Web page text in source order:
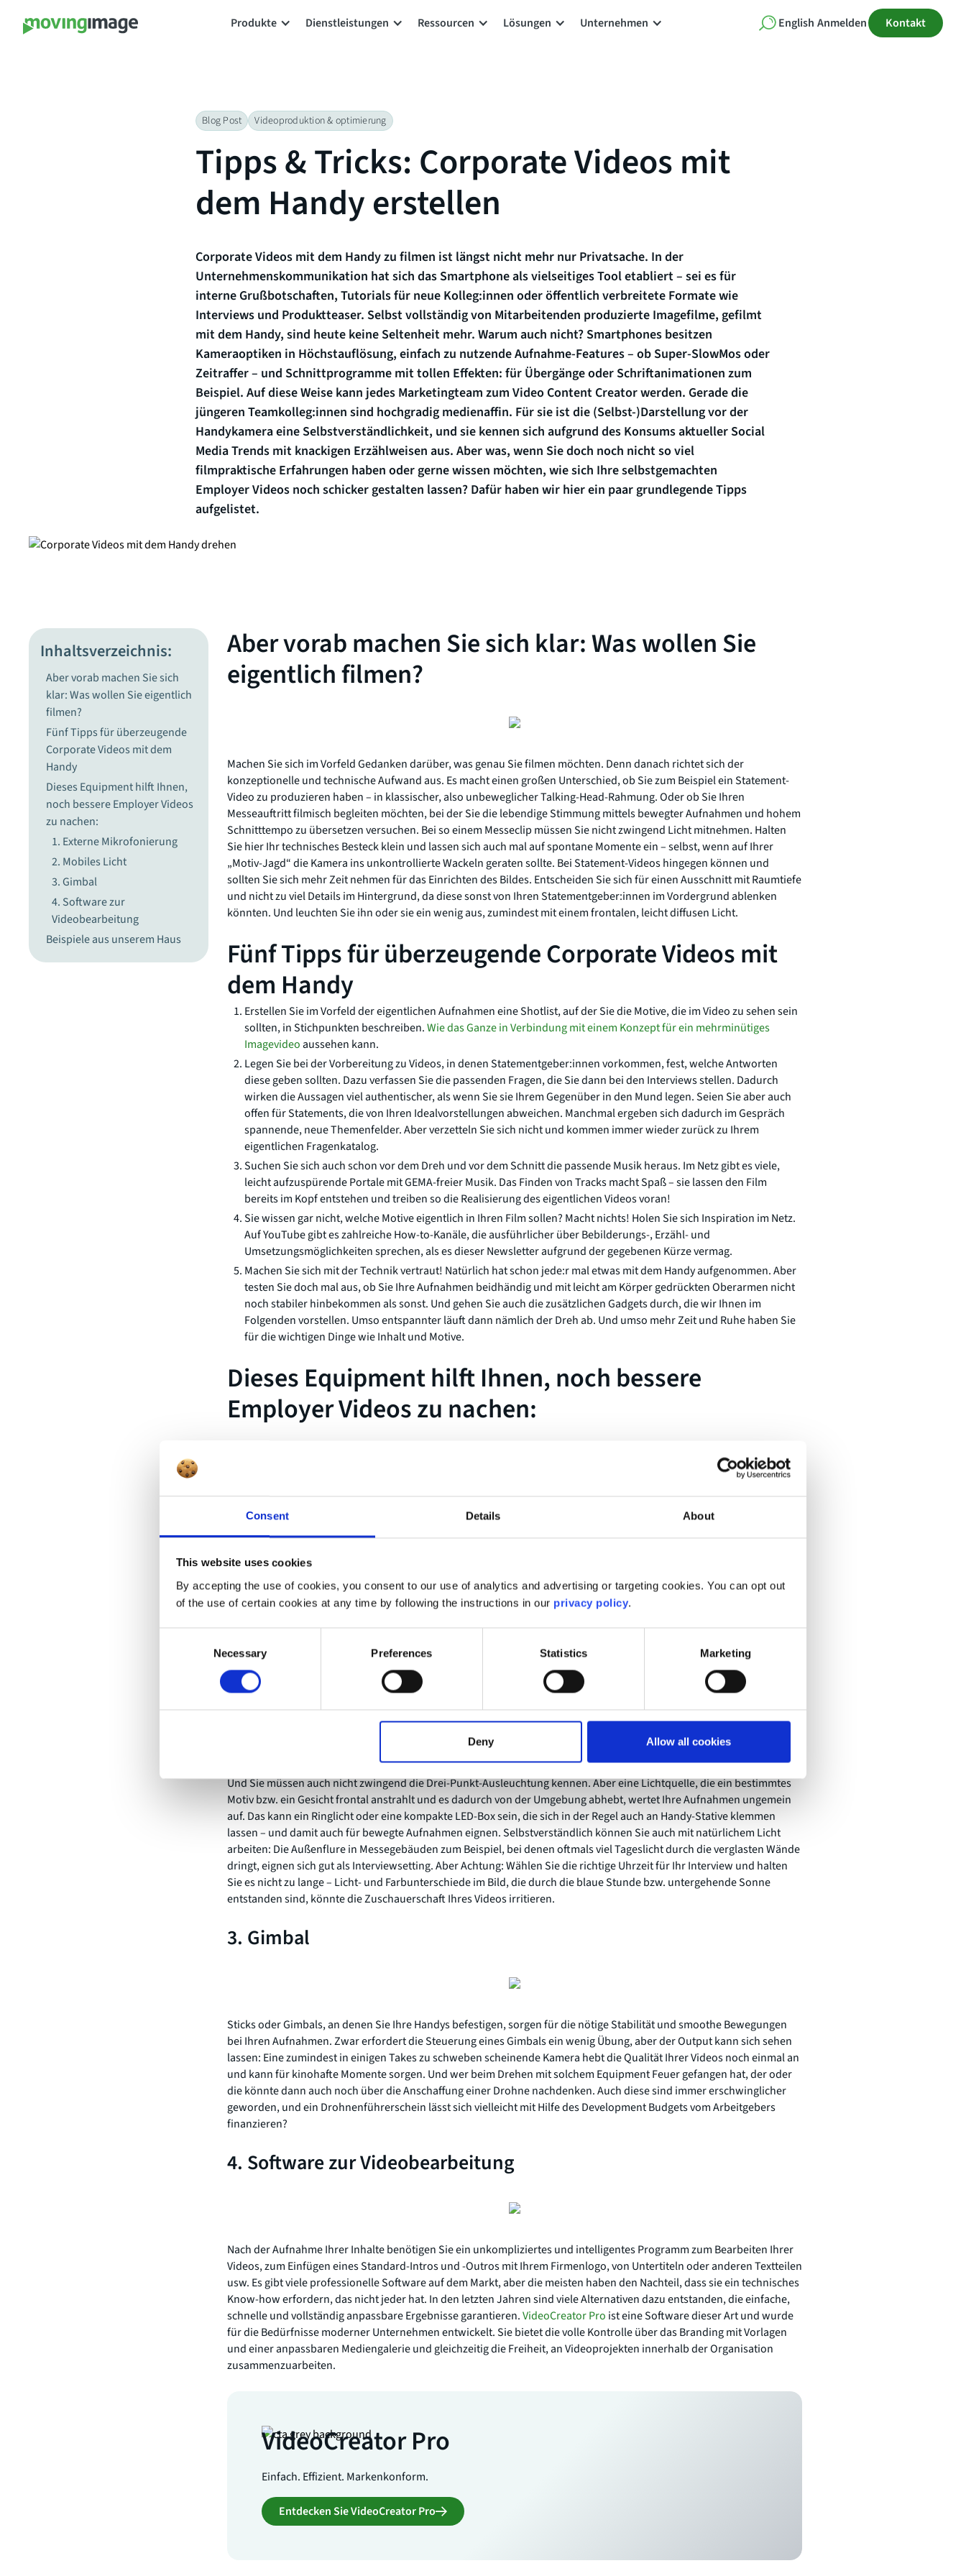
Consent Details About
This website uses cookies
By accepting the use of cookies, you consent to our use of analytics and advertising or targeting cookies. You can opt out
of the use of certain cookies at any time by following the instructions in our privacy policy.
Necessary Preferences Statistics Marketing
Deny Allow all cookies
Produkte Dienstleistungen Ressourcen Lösungen Unternehmen English Anmelden Kontakt
Blog Post Videoproduktion & optimierung
Tipps & Tricks: Corporate Videos mit
dem Handy erstellen
Corporate Videos mit dem Handy zu filmen ist längst nicht mehr nur Privatsache. In der
Unternehmenskommunikation hat sich das Smartphone als vielseitiges Tool etabliert – sei es für
interne Grußbotschaften, Tutorials für neue Kolleg:innen oder öffentlich verbreitete Formate wie
Interviews und Produktteaser. Selbst vollständig von Mitarbeitenden produzierte Imagefilme, gefilmt
mit dem Handy, sind heute keine Seltenheit mehr. Warum auch nicht? Smartphones besitzen
Kameraoptiken in Höchstauflösung, einfach zu nutzende Aufnahme-Features – ob Super-SlowMos oder
Zeitraffer – und Schnittprogramme mit tollen Effekten: für Übergänge oder Schriftanimationen zum
Beispiel. Auf diese Weise kann jedes Marketingteam zum Video Content Creator werden. Gerade die
jüngeren Teamkolleg:innen sind hochgradig medienaffin. Für sie ist die (Selbst-)Darstellung vor der
Handykamera eine Selbstverständlichkeit, und sie kennen sich aufgrund des Konsums aktueller Social
Media Trends mit knackigen Erzählweisen aus. Aber was, wenn Sie doch noch nicht so viel
filmpraktische Erfahrungen haben oder gerne wissen möchten, wie sich Ihre selbstgemachten
Employer Videos noch schicker gestalten lassen? Dafür haben wir hier ein paar grundlegende Tipps
aufgelistet.
Inhaltsverzeichnis:
Aber vorab machen Sie sich
klar: Was wollen Sie eigentlich
filmen?
Fünf Tipps für überzeugende
Corporate Videos mit dem
Handy
Dieses Equipment hilft Ihnen,
noch bessere Employer Videos
zu nachen:
1. Externe Mikrofonierung
2. Mobiles Licht
3. Gimbal
4. Software zur
Videobearbeitung
Beispiele aus unserem Haus
Aber vorab machen Sie sich klar: Was wollen Sie
eigentlich filmen?
Machen Sie sich im Vorfeld Gedanken darüber, was genau Sie filmen möchten. Denn danach richtet sich der
konzeptionelle und technische Aufwand aus. Es macht einen großen Unterschied, ob Sie zum Beispiel ein Statement-
Video zu produzieren haben – in klassischer, also unbeweglicher Talking-Head-Rahmung. Oder ob Sie Ihren
Messeauftritt filmisch begleiten möchten, bei der Sie die lebendige Stimmung mittels bewegter Aufnahmen und hohem
Schnitttempo zu übersetzen versuchen. Bei so einem Messeclip müssen Sie nicht zwingend Licht mitnehmen. Halten
Sie hier Ihr technisches Besteck klein und lassen sich auch mal auf spontane Momente ein – selbst, wenn auf Ihrer
„Motiv-Jagd“ die Kamera ins unkontrollierte Wackeln geraten sollte. Bei Statement-Videos hingegen können und
sollten Sie sich mehr Zeit nehmen für das Einrichten des Bildes. Entscheiden Sie sich für einen Ausschnitt mit Raumtiefe
und nicht zu viel Details im Hintergrund, da diese sonst von Ihren Statementgeber:innen im Vordergrund ablenken
könnten. Und leuchten Sie ihn oder sie ein wenig aus, zumindest mit einem frontalen, leicht diffusen Licht.
Fünf Tipps für überzeugende Corporate Videos mit
dem Handy
Erstellen Sie im Vorfeld der eigentlichen Aufnahmen eine Shotlist, auf der Sie die Motive, die im Video zu sehen sein
sollten, in Stichpunkten beschreiben.Wie das Ganze in Verbindung mit einem Konzept für ein mehrminütiges
Imagevideoaussehen kann.
Legen Sie bei der Vorbereitung zu Videos, in denen Statementgeber:innen vorkommen, fest, welche Antworten
diese geben sollten. Dazu verfassen Sie die passenden Fragen, die Sie dann bei den Interviews stellen. Dadurch
wirken die Aussagen viel authentischer, als wenn Sie sie Ihrem Gegenüber in den Mund legen. Seien Sie aber auch
offen für Statements, die von Ihren Idealvorstellungen abweichen. Manchmal ergeben sich dadurch im Gespräch
spannende, neue Themenfelder. Aber verzetteln Sie sich nicht und kommen immer wieder zurück zu Ihrem
eigentlichen Fragenkatalog.
Suchen Sie sich auch schon vor dem Dreh und vor dem Schnitt die passende Musik heraus. Im Netz gibt es viele,
leicht aufzuspürende Portale mit GEMA-freier Musik. Das Finden von Tracks macht Spaß – sie lassen den Film
bereits im Kopf entstehen und treiben so die Realisierung des eigentlichen Videos voran!
Sie wissen gar nicht, welche Motive eigentlich in Ihren Film sollen? Macht nichts! Holen Sie sich Inspiration im Netz.
Auf YouTube gibt es zahlreiche How-to-Kanäle, die ausführlicher über Bebilderungs-, Erzähl- und
Umsetzungsmöglichkeiten sprechen, als es dieser Newsletter aufgrund der gegebenen Kürze vermag.
Machen Sie sich mit der Technik vertraut! Natürlich hat schon jede:r mal etwas mit dem Handy aufgenommen. Aber
testen Sie doch mal aus, ob Sie Ihre Aufnahmen beidhändig und mit leicht am Körper gedrückten Oberarmen nicht
noch stabiler hinbekommen als sonst. Und gehen Sie auch die zusätzlichen Gadgets durch, die wir Ihnen im
Folgenden vorstellen. Umso entspannter läuft dann nämlich der Dreh ab. Und umso mehr Zeit und Ruhe haben Sie
für die wichtigen Dinge wie Inhalt und Motive.
Dieses Equipment hilft Ihnen, noch bessere
Employer Videos zu nachen:
Eine alte Produktionsweisheit sagt: Der Ton ist wichtiger als das Bild! Nehmen Sie Ihre Statements also nicht mit Ihrem
internen Handy-Mikro auf, da es in der Regel zu weit weg vom Interviewpartner positioniert ist und deswegen zu viel
lassen, schaffen da Abhilfe. Meist sind sie in einem handlichen Set erhältlich, inklusive Windschutz, und viele haben
integriertes Noise-Cancelling. Unser Zusatztipp: Greifen Sie bei O-Ton-dominierten Videos vielleicht besser auf
Mikrofone mit Transformationskabeln zurück, da der Sprech-Sound dann meist noch störfreier (weniger Knacken,
2. Mobiles Licht
Sie brauchen für Ihr Handy-Video kein High-Class-Licht-Equipment mit großen Leuchtflächen und schweren Stativen.
Und Sie müssen auch nicht zwingend die Drei-Punkt-Ausleuchtung kennen. Aber eine Lichtquelle, die ein bestimmtes
Motiv bzw. ein Gesicht frontal anstrahlt und es dadurch von der Umgebung abhebt, wertet Ihre Aufnahmen ungemein
auf. Das kann ein Ringlicht oder eine kompakte LED-Box sein, die sich in der Regel auch an Handy-Stative klemmen
lassen – und damit auch für bewegte Aufnahmen eignen. Selbstverständlich können Sie auch mit natürlichem Licht
arbeiten: Die Außenflure in Messegebäuden zum Beispiel, bei denen oftmals viel Tageslicht durch die verglasten Wände
dringt, eignen sich gut als Interviewsetting. Aber Achtung: Wählen Sie die richtige Uhrzeit für Ihr Interview und halten
Sie es nicht zu lange – Licht- und Farbunterschiede im Bild, die durch die blaue Stunde bzw. untergehende Sonne
entstanden sind, könnte die Zuschauerschaft Ihres Videos irritieren.
3. Gimbal
Sticks oder Gimbals, an denen Sie Ihre Handys befestigen, sorgen für die nötige Stabilität und smoothe Bewegungen
bei Ihren Aufnahmen. Zwar erfordert die Steuerung eines Gimbals ein wenig Übung, aber der Output kann sich sehen
lassen: Eine zumindest in einigen Takes zu schweben scheinende Kamera hebt die Qualität Ihrer Videos noch einmal an
und kann für kinohafte Momente sorgen. Und wer beim Drehen mit solchem Equipment Feuer gefangen hat, der oder
die könnte dann auch noch über die Anschaffung einer Drohne nachdenken. Auch diese sind immer erschwinglicher
geworden, und ein Drohnenführerschein lässt sich vielleicht mit Hilfe des Development Budgets vom Arbeitgebers
finanzieren?
4. Software zur Videobearbeitung
Nach der Aufnahme Ihrer Inhalte benötigen Sie ein unkompliziertes und intelligentes Programm zum Bearbeiten Ihrer
Videos, zum Einfügen eines Standard-Intros und -Outros mit Ihrem Firmenlogo, von Untertiteln oder anderen Textteilen
usw. Es gibt viele professionelle Software auf dem Markt, aber die meisten haben den Nachteil, dass sie ein technisches
Know-how erfordern, das nicht jeder hat. In den letzten Jahren sind viele Alternativen dazu entstanden, die einfache,
schnelle und vollständig anpassbare Ergebnisse garantieren.VideoCreator Pro ist eine Software dieser Art und wurde
für die Bedürfnisse moderner Unternehmen entwickelt. Sie bietet die volle Kontrolle über das Branding mit Vorlagen
und einer anpassbaren Mediengalerie und gleichzeitig die Freiheit, an Videoprojekten innerhalb der Organisation
zusammenzuarbeiten.
VideoCreator Pro
Einfach. Effizient. Markenkonform.
Entdecken Sie VideoCreator Pro